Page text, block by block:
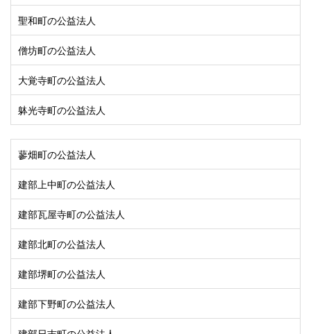
聖和町の公益法人
僧坊町の公益法人
大覚寺町の公益法人
躰光寺町の公益法人
蓼畑町の公益法人
建部上中町の公益法人
建部瓦屋寺町の公益法人
建部北町の公益法人
建部堺町の公益法人
建部下野町の公益法人